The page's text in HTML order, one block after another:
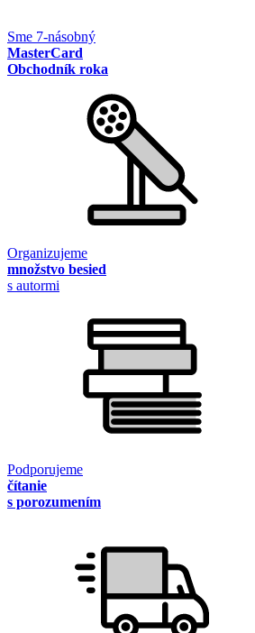
Sme 7-násobný
MasterCard
Obchodník roka
Organizujeme
množstvo besied
s autormi
Podporujeme
čítanie
s porozumením